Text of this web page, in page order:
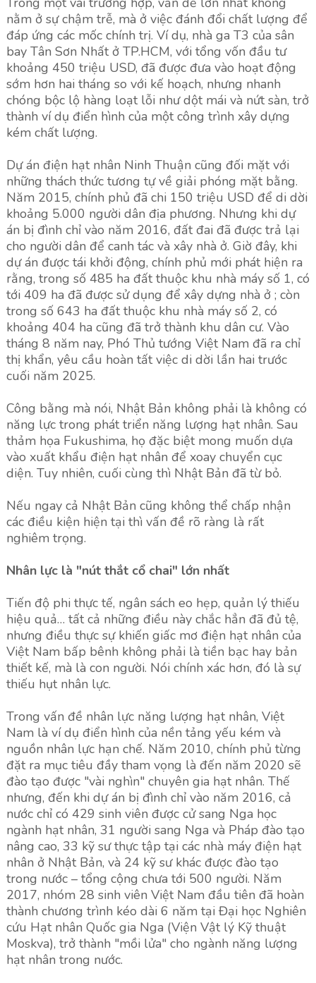
nằm ở sự chậm trễ, mà ở việc đánh đổi chất lượng để
đáp ứng các mốc chính trị. Ví dụ, nhà ga T3 của sân
bay Tân Sơn Nhất ở TP.HCM, với tổng vốn đầu tư
khoảng 450 triệu USD, đã được đưa vào hoạt động
sớm hơn hai tháng so với kế hoạch, nhưng nhanh
chóng bộc lộ hàng loạt lỗi như dột mái và nứt sàn, trở
thành ví dụ điển hình của một công trình xây dựng
kém chất lượng.
Dự án điện hạt nhân Ninh Thuận cũng đối mặt với
những thách thức tương tự về giải phóng mặt bằng.
Năm 2015, chính phủ đã chi 150 triệu USD để di dời
khoảng 5.000 người dân địa phương. Nhưng khi dự
án bị đình chỉ vào năm 2016, đất đai đã được trả lại
cho người dân để canh tác và xây nhà ở. Giờ đây, khi
dự án được tái khởi động, chính phủ mới phát hiện ra
rằng, trong số 485 ha đất thuộc khu nhà máy số 1, có
tới 409 ha đã được sử dụng để xây dựng nhà ở ; còn
trong số 643 ha đất thuộc khu nhà máy số 2, có
khoảng 404 ha cũng đã trở thành khu dân cư. Vào
tháng 8 năm nay, Phó Thủ tướng Việt Nam đã ra chỉ
thị khẩn, yêu cầu hoàn tất việc di dời lần hai trước
cuối năm 2025.
Công bằng mà nói, Nhật Bản không phải là không có
năng lực trong phát triển năng lượng hạt nhân. Sau
thảm họa Fukushima, họ đặc biệt mong muốn dựa
vào xuất khẩu điện hạt nhân để xoay chuyển cục
diện. Tuy nhiên, cuối cùng thì Nhật Bản đã từ bỏ.
Nếu ngay cả Nhật Bản cũng không thể chấp nhận
các điều kiện hiện tại thì vấn đề rõ ràng là rất
nghiêm trọng.
Nhân lực là "nút thắt cổ chai" lớn nhất
Tiến độ phi thực tế, ngân sách eo hẹp, quản lý thiếu
hiệu quả… tất cả những điều này chắc hẳn đã đủ tệ,
nhưng điều thực sự khiến giấc mơ điện hạt nhân của
Việt Nam bấp bênh không phải là tiền bạc hay bản
thiết kế, mà là con người. Nói chính xác hơn, đó là sự
thiếu hụt nhân lực.
Trong vấn đề nhân lực năng lượng hạt nhân, Việt
Nam là ví dụ điển hình của nền tảng yếu kém và
nguồn nhân lực hạn chế. Năm 2010, chính phủ từng
đặt ra mục tiêu đầy tham vọng là đến năm 2020 sẽ
đào tạo được "vài nghìn" chuyên gia hạt nhân. Thế
nhưng, đến khi dự án bị đình chỉ vào năm 2016, cả
nước chỉ có 429 sinh viên được cử sang Nga học
ngành hạt nhân, 31 người sang Nga và Pháp đào tạo
nâng cao, 33 kỹ sư thực tập tại các nhà máy điện hạt
nhân ở Nhật Bản, và 24 kỹ sư khác được đào tạo
trong nước – tổng cộng chưa tới 500 người. Năm
2017, nhóm 28 sinh viên Việt Nam đầu tiên đã hoàn
thành chương trình kéo dài 6 năm tại Đại học Nghiên
cứu Hạt nhân Quốc gia Nga (Viện Vật lý Kỹ thuật
Moskva), trở thành "mồi lửa" cho ngành năng lượng
hạt nhân trong nước.